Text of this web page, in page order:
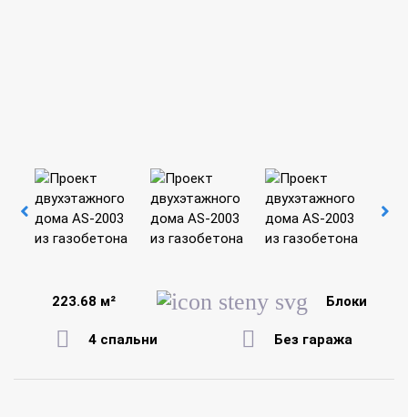
223.68 м² Блоки
4 спальни Без гаража